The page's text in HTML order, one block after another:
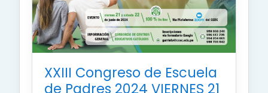
XXIII Congreso de Escuela
de Padres 2024 VIERNES 21